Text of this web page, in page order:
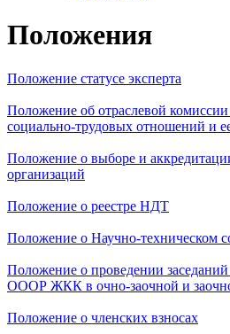
Положения
Положение статусе эксперта
Положение об отраслевой
социально-трудовых отношений и
Положение о выборе и
организаций
Положение о реестре НДТ
Положение о Научно-техническом
Положение о проведении
ОООР ЖКК в очно-заочной и
Положение о членских взносах